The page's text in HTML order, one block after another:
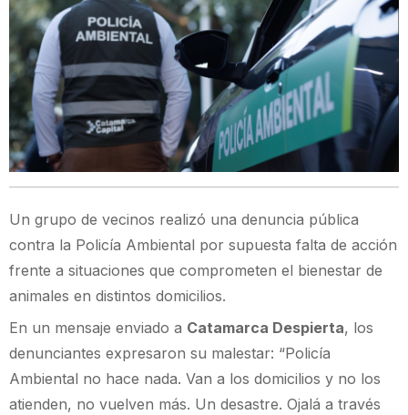
Un grupo de vecinos realizó una denuncia pública
contra la Policía Ambiental por supuesta falta de acción
frente a situaciones que comprometen el bienestar de
animales en distintos domicilios.
En un mensaje enviado a Catamarca Despierta, los
denunciantes expresaron su malestar: “Policía
Ambiental no hace nada. Van a los domicilios y no los
atienden, no vuelven más. Un desastre. Ojalá a través